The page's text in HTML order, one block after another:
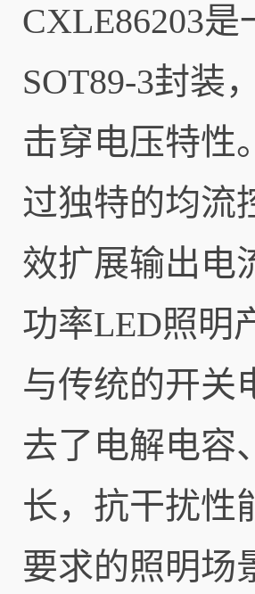
CXLE86203
SOT89-3封装
击穿电压特性
过独特的均流
效扩展输出电
功率LED照明
与传统的开关
去了电解电容
长，抗干扰性
要求的照明场